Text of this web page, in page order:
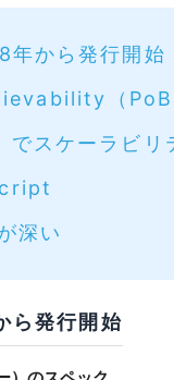
貨取引所3選
機能を持っています
年から発行開始
（PoB
ケーラビリ
深い
ら発行開始